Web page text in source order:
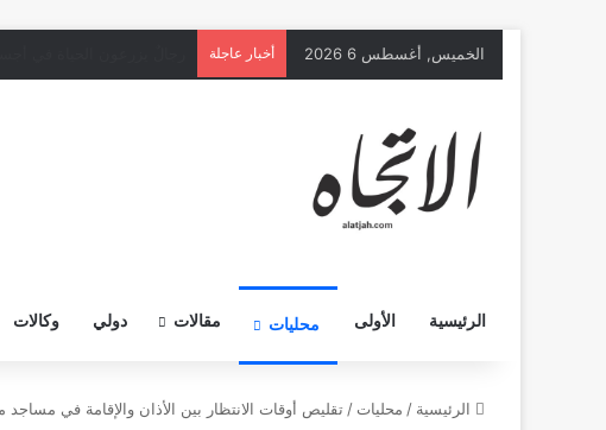
الخميس, أغسطس 6 2026 أخبار عاجلة
الرئيسية الأولى محليات مقالات دولي وكالات
الرئيسية / محليات / تقليص أوقات الانتظار بين الأذان والإقامة في